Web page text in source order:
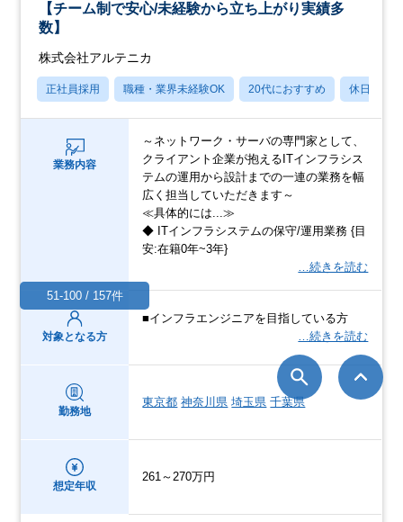
【チーム制で安心/未経験から立ち上がり実績多
数】
株式会社アルテニカ
正社員採用 職種・業界未経験OK 20代におすすめ 休日120日
業務内容
～ネットワーク・サーバの専門家として、
クライアント企業が抱えるITインフラシス
テムの運用から設計までの一連の業務を幅
広く担当していただきます～
≪具体的には...≫
◆ ITインフラシステムの保守/運用業務 {目
安:在籍0年~3年}
…続きを読む
対象となる方
■インフラエンジニアを目指している方
…続きを読む
勤務地
東京都 神奈川県 埼玉県 千葉県
想定年収
261～270万円
51-100 / 157件